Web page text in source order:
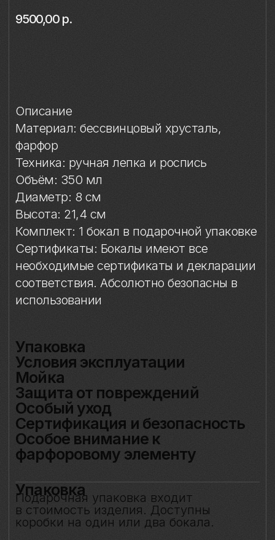
фарфор
необходимые сертификаты и декларации
соответствия. Абсолютно безопасны в
использовании
Упаковка
Условия эксплуатации
Мойка
Защита от повреждений
Особый уход
Сертификация и безопасность
Особое внимание к
фарфоровому элементу
Упаковка
Подарочная упаковка входит
в стоимость изделия. Доступны
Условия эксплуатации
Бокал предназначен исключительно
для подачи напитков. Бокал
не предназначен для работы
в микроволновой печи.
Мойка
Допускается автоматическая мойка
в посудомоечной машине при
температуре не выше 45 °C. Ручная
мойка не рекомендуется, особенно
с воздействием на фарфоровый декор.
Защита от повреждений
Избегайте контакта бокала с острыми,
жёсткими и абразивными предметами
(например, металлическими губками,
скребками, лезвиями или кромками
других бокалов) во избежание сколов
и царапин. Не рекомендуется